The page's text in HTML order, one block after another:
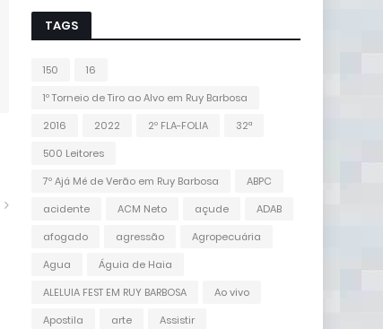
TAGS
150
16
1º Torneio de Tiro ao Alvo em Ruy Barbosa
2016
2022 2º FLA-FOLIA
32ª
500 Leitores
7º Ajá Mé de Verão em Ruy Barbosa
ABPC
acidente
ACM Neto açude
ADAB
afogado
agressão
Agropecuária
Agua
Águia de Haia
ALELUIA FEST EM RUY BARBOSA
Ao vivo
Apostila
arte
Assistir